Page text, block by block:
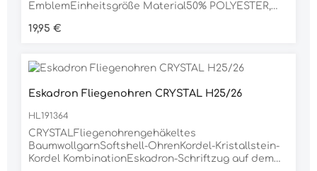
EmblemEinheitsgröße Material50% POLYESTER,
ELASTHAN
Regulärer Preis:
19,95 €
Eskadron Fliegenohren CRYSTAL H25/26
HL191364
CRYSTALFliegenohrengehäkeltes
BaumwollgarnSoftshell-OhrenKordel-Kristallstein-
Kordel KombinationEskadron-Schriftzug auf dem